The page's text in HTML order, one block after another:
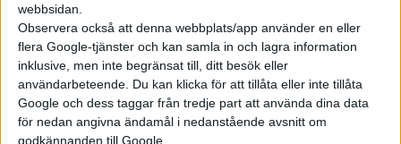
webbsidan.
Observera också att denna webbplats/app använder en eller
flera Google-tjänster och kan samla in och lagra information
inklusive, men inte begränsat till, ditt besök eller
användarbeteende. Du kan klicka för att tillåta eller inte tillåta
Google och dess taggar från tredje part att använda dina data
för nedan angivna ändamål i nedanstående avsnitt om
godkännanden till Google.
effekt på 115 kW och batteriet är här på 61,1 kWh för 38 mils
räckvidd. Hos Luxury ingår bland annat 17-tumsfälgar, döda
vinkel-varnare och 360 graderskamera.
Batteriet kan snabbladdas med en effekt på 87 kW. Att ladda
från 10 till 80 procent ska ta 40 minuter. Här kan ni läsa
provkörning av MG5.